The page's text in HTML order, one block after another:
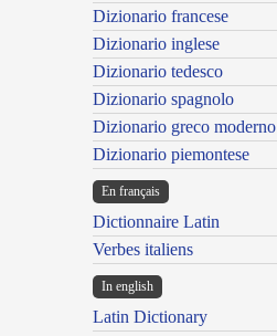
Dizionario francese
Dizionario inglese
Dizionario tedesco
Dizionario spagnolo
Dizionario greco moderno
Dizionario piemontese
En français
Dictionnaire Latin
Verbes italiens
In english
Latin Dictionary